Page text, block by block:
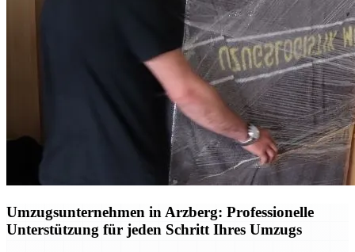
Umzugsunternehmen in Arzberg: Professionelle
Unterstützung für jeden Schritt Ihres Umzugs